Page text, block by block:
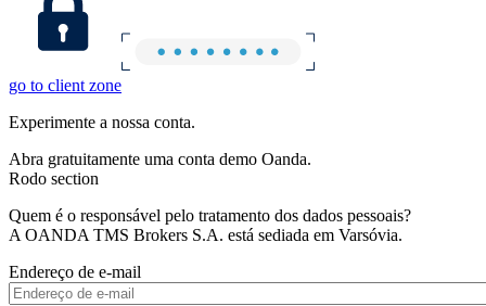
go to client zone
Experimente a nossa conta.
Abra gratuitamente uma conta demo Oanda.
Rodo section
Quem é o responsável pelo tratamento dos dados pessoais?
A OANDA TMS Brokers S.A. está sediada em Varsóvia.
Endereço de e-mail